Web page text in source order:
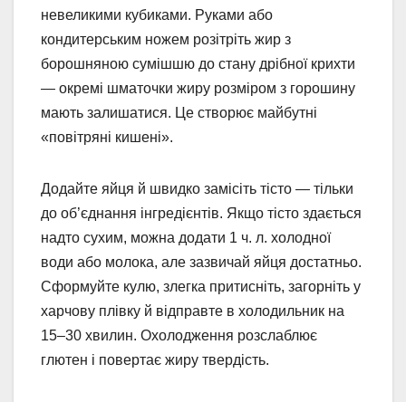
невеликими кубиками. Руками або
кондитерським ножем розітріть жир з
борошняною сумішшю до стану дрібної крихти
— окремі шматочки жиру розміром з горошину
мають залишатися. Це створює майбутні
«повітряні кишені».
Додайте яйця й швидко замісіть тісто — тільки
до об’єднання інгредієнтів. Якщо тісто здається
надто сухим, можна додати 1 ч. л. холодної
води або молока, але зазвичай яйця достатньо.
Сформуйте кулю, злегка притисніть, загорніть у
харчову плівку й відправте в холодильник на
15–30 хвилин. Охолодження розслаблює
глютен і повертає жиру твердість.